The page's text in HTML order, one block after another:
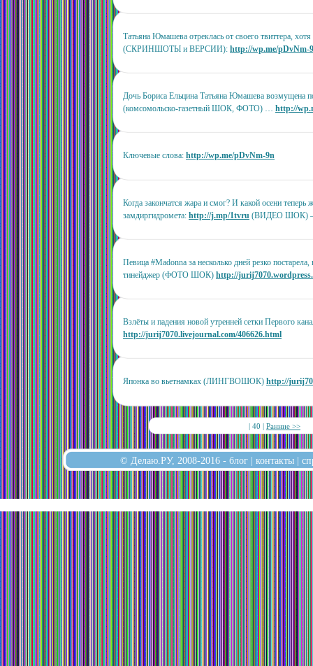
Татьяна Юмашева отреклась от своего твиттера,
(СКРИНШОТЫ и ВЕРСИИ): http://wp.me/pDvNm-
Дочь Бориса Ельцина Татьяна Юмашева возмущена
(комсомольско-газетный ШОК, ФОТО) … http://
Ключевые слова: http://wp.me/pDvNm-9n
Когда закончатся жара и смог? И какой осени
замдиргидромета: http://j.mp/1tvru (ВИДЕО ШОК) —
Певица #Madonna за несколько дней резко
тинейджер (ФОТО ШОК) http://
Взлёты и падения новой утренней сетки Первого
http://jurij7070.livejournal.com/406626.html
Японка во вьетнамках (ЛИНГВОШОК) http://
| 40 | Ранние >>
© Делаю.РУ, 2008-2016 - блог | контакты |